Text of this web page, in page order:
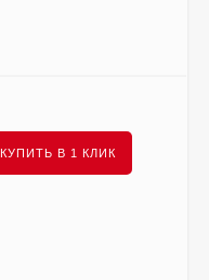
КУПИТЬ В 1 КЛИК